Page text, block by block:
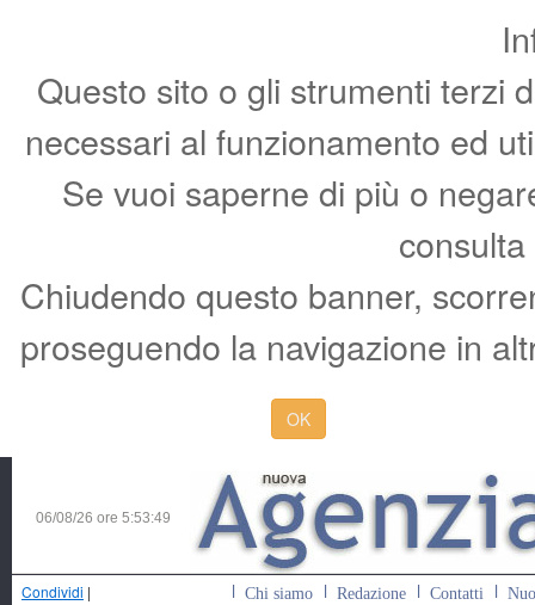
Questo sito o gli strumenti terzi
necessari al funzionamento ed
Se vuoi saperne di più o
Chiudendo questo banner,
proseguendo la navigazione in
OK
06/08/26 ore 5:53:50
Condividi | Chi siamo Redazione Contatti